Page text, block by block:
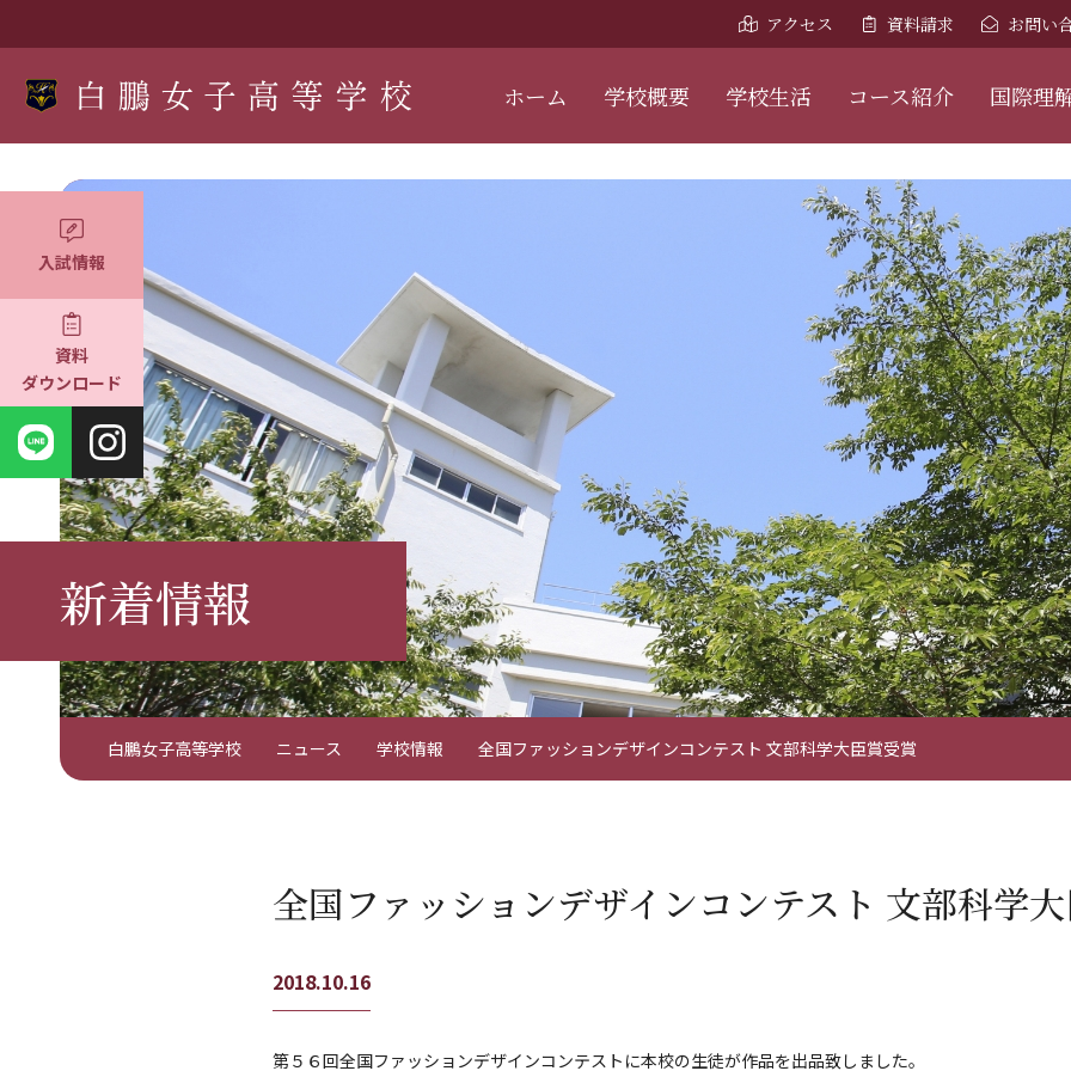
入試情報
資料
ダウンロード
アクセス 資料請求 お問い
ホーム 学校概要 学校生活 コース紹介 国際理
新着情報
白鵬女子高等学校 ニュース 学校情報 全国ファッションデザインコンテスト 文部科学大臣賞受賞
全国ファッションデザインコンテスト 文部科学
2018.10.16
第５６回全国ファッションデザインコンテストに本校の生徒が作品を出品致しました。